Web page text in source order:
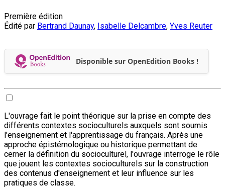
Première édition
Édité par Bertrand Daunay, Isabelle Delcambre, Yves Reuter
Disponible sur OpenEdition Books !
L'ouvrage fait le point théorique sur la prise en compte des
différents contextes socioculturels auxquels sont soumis
l'enseignement et l'apprentissage du français. Après une
approche épistémologique ou historique permettant de
cerner la définition du socioculturel, l'ouvrage interroge le rôle
que jouent les contextes socioculturels sur la construction
des contenus d'enseignement et leur influence sur les
pratiques de classe.